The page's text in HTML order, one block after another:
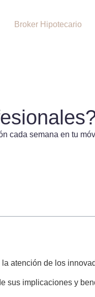
Broker Hipotecario
cada semana en tu
atención de los
sus implicaciones y